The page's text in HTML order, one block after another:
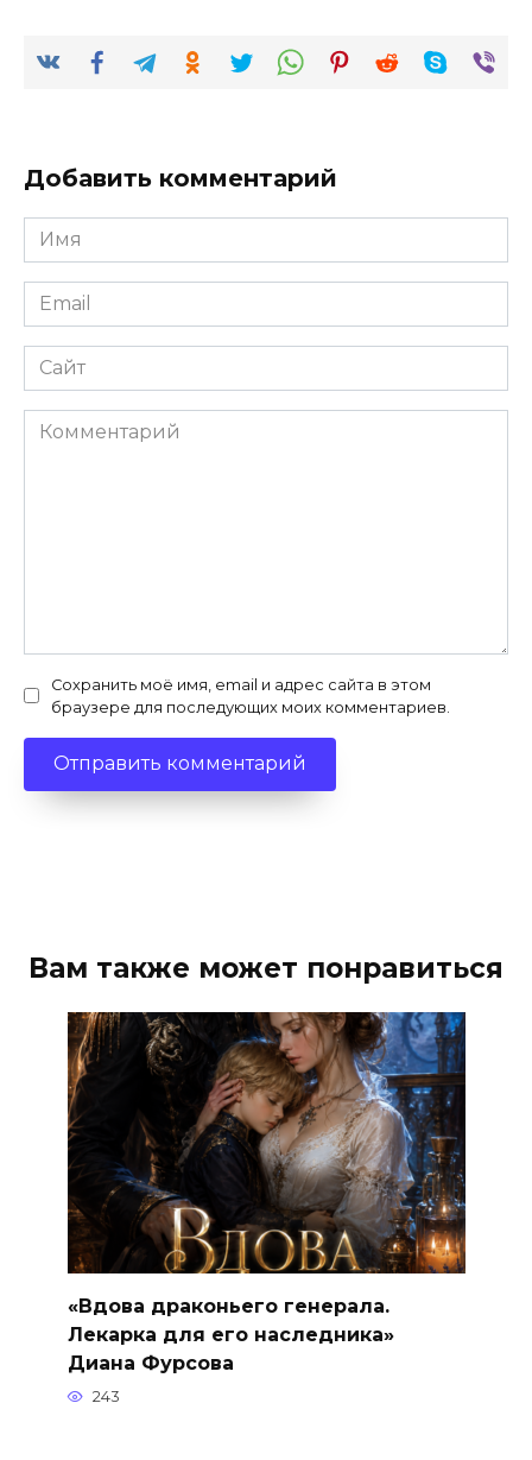
Добавить комментарий
Имя
*
Email
*
Сайт
Комментарий
Сохранить моё имя, email и адрес сайта в этом
браузере для последующих моих комментариев.
Вам также может понравиться
«Вдова драконьего генерала.
Лекарка для его наследника»
Диана Фурсова
243